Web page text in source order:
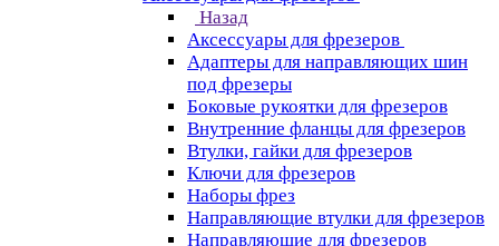
Назад
Аксессуары для фрезеров
Адаптеры для направляющих шин
под фрезеры
Боковые рукоятки для фрезеров
Внутренние фланцы для фрезеров
Втулки, гайки для фрезеров
Ключи для фрезеров
Наборы фрез
Направляющие втулки для фрезеров
Направляющие для фрезеров